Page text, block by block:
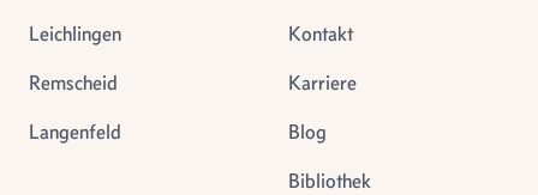
Leichlingen
Remscheid
Langenfeld
Kontakt
Karriere
Blog
Bibliothek